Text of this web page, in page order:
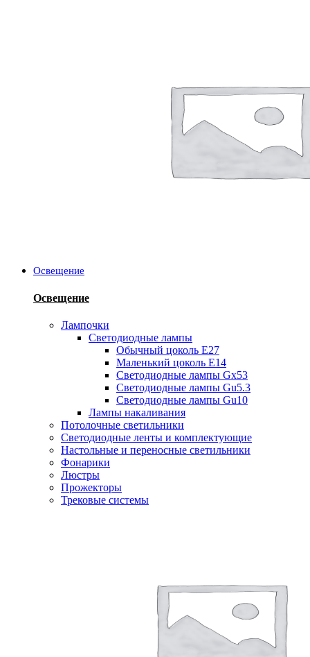
Освещение
Освещение
Лампочки
Светодиодные лампы
Обычный цоколь Е27
Маленький цоколь Е14
Светодиодные лампы Gx53
Светодиодные лампы Gu5.3
Светодиодные лампы Gu10
Лампы накаливания
Потолочные светильники
Светодиодные ленты и комплектующие
Настольные и переносные светильники
Фонарики
Люстры
Прожекторы
Трековые системы